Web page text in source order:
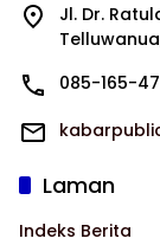
Jl. Dr.
085-165-
Laman
Indeks Berita